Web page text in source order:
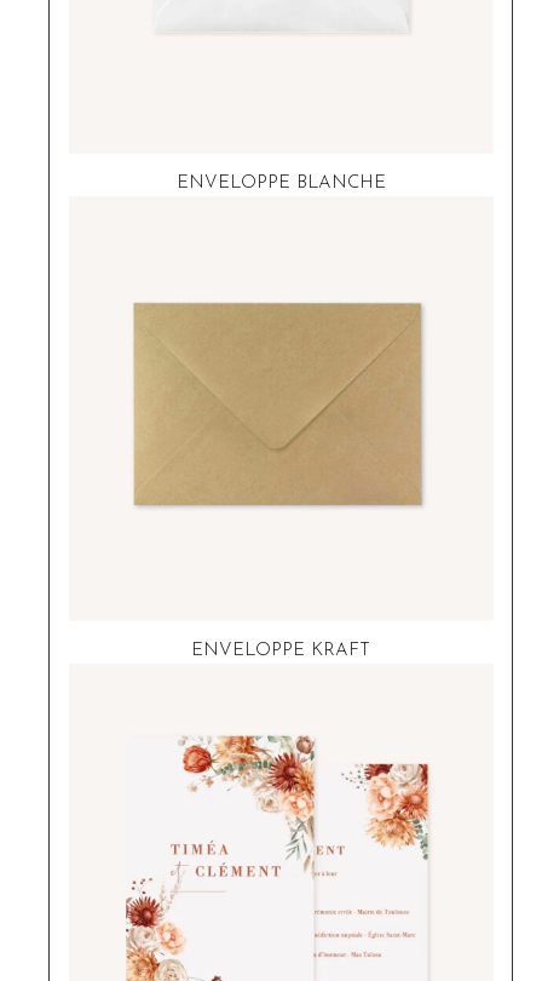
ENVELOPPE BLANCHE
ENVELOPPE KRAFT